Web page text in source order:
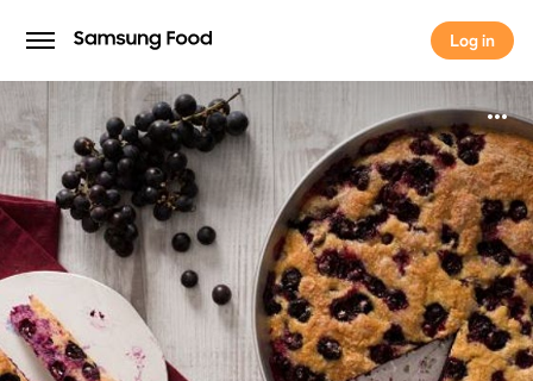
Log in
Log in